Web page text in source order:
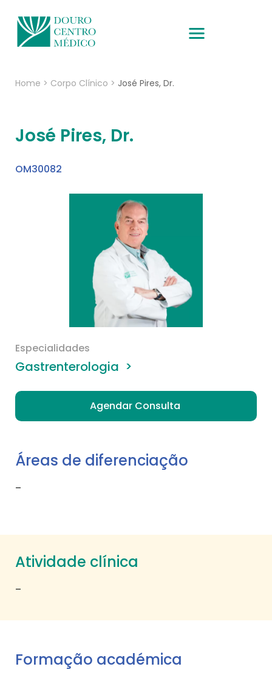
Home > Corpo Clínico > José Pires, Dr.
José Pires, Dr.
OM30082
Especialidades
Gastrenterologia >
Agendar Consulta
Áreas de diferenciação
–
Atividade clínica
–
Formação académica